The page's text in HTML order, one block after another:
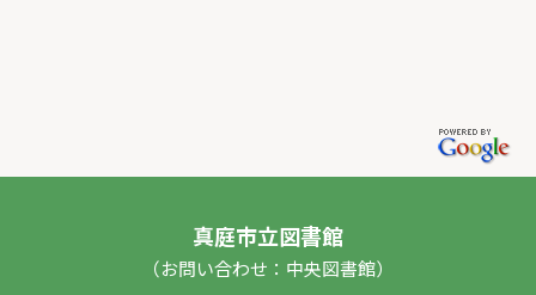
真庭市立図書館
（お問い合わせ：中央図書館）